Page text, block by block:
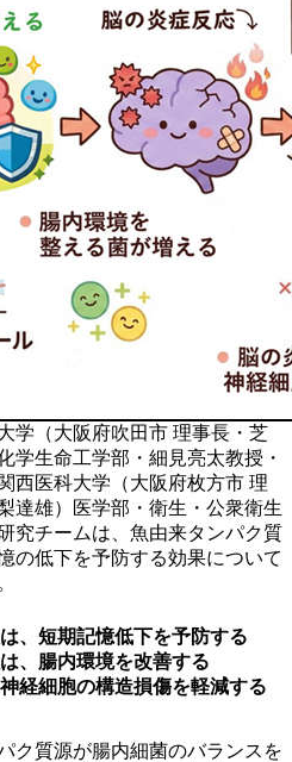
学（大阪府吹田市 理事長・芝
学生命工学部・細見亮太教授・
西医科大学（大阪府枚方市 理
達雄）医学部・衛生・公衆衛生
究チームは、魚由来タンパク質
の低下を予防する効果について
、短期記憶低下を予防する
、腸内環境を改善する
経細胞の構造損傷を軽減する
ク質源が腸内細菌のバランスを